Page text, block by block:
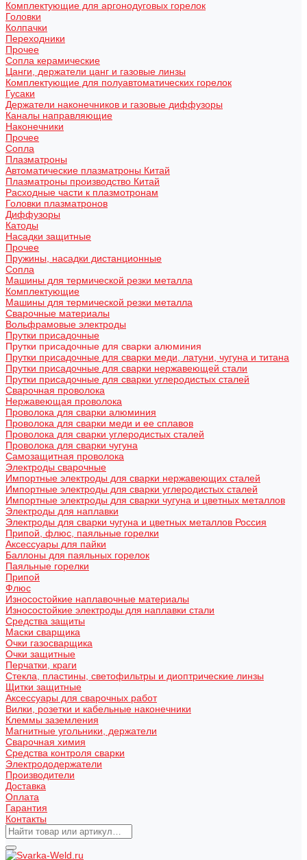
Комплектующие для аргонодуговых горелок
Головки
Колпачки
Переходники
Прочее
Сопла керамические
Цанги, держатели цанг и газовые линзы
Комплектующие для полуавтоматических горелок
Гусаки
Держатели наконечников и газовые диффузоры
Каналы направляющие
Наконечники
Прочее
Сопла
Плазматроны
Автоматические плазматроны Китай
Плазматроны производство Китай
Расходные части к плазмотронам
Головки плазматронов
Диффузоры
Катоды
Насадки защитные
Прочее
Пружины, насадки дистанционные
Сопла
Машины для термической резки металла
Комплектующие
Машины для термической резки металла
Сварочные материалы
Вольфрамовые электроды
Прутки присадочные
Прутки присадочные для сварки алюминия
Прутки присадочные для сварки меди, латуни, чугуна и титана
Прутки присадочные для сварки нержавеющей стали
Прутки присадочные для сварки углеродистых сталей
Сварочная проволока
Нержавеющая проволока
Проволока для сварки алюминия
Проволока для сварки меди и ее сплавов
Проволока для сварки углеродистых сталей
Проволока для сварки чугуна
Самозащитная проволока
Электроды сварочные
Импортные электроды для сварки нержавеющих сталей
Импортные электроды для сварки углеродистых сталей
Импортные электроды для сварки чугуна и цветных металлов
Электроды для наплавки
Электроды для сварки чугуна и цветных металлов Россия
Припой, флюс, паяльные горелки
Аксессуары для пайки
Баллоны для паяльных горелок
Паяльные горелки
Припой
Флюс
Износостойкие наплавочные материалы
Износостойкие электроды для наплавки стали
Средства защиты
Маски сварщика
Очки газосварщика
Очки защитные
Перчатки, краги
Стекла, пластины, светофильтры и диоптрические линзы
Щитки защитные
Аксессуары для сварочных работ
Вилки, розетки и кабельные наконечники
Клеммы заземления
Магнитные угольники, держатели
Сварочная химия
Средства контроля сварки
Электрододержатели
Производители
Доставка
Оплата
Гарантия
Контакты